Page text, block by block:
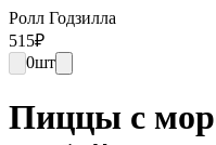
Ролл Годзилла
515₽
0шт
Пиццы с